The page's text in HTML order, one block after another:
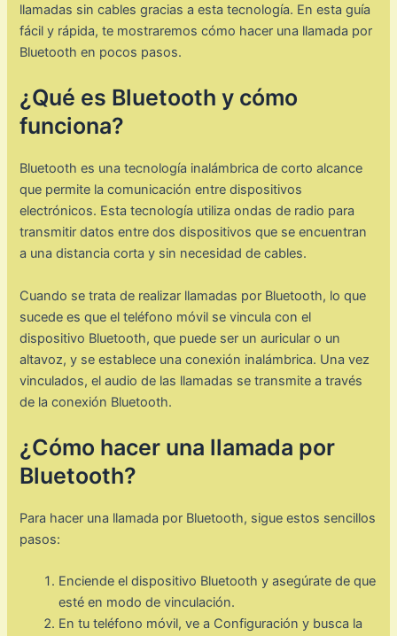
llamadas sin cables gracias a esta tecnología. En esta guía
fácil y rápida, te mostraremos cómo hacer una llamada por
Bluetooth en pocos pasos.
¿Qué es Bluetooth y cómo
funciona?
Bluetooth es una tecnología inalámbrica de corto alcance
que permite la comunicación entre dispositivos
electrónicos. Esta tecnología utiliza ondas de radio para
transmitir datos entre dos dispositivos que se encuentran
a una distancia corta y sin necesidad de cables.
Cuando se trata de realizar llamadas por Bluetooth, lo que
sucede es que el teléfono móvil se vincula con el
dispositivo Bluetooth, que puede ser un auricular o un
altavoz, y se establece una conexión inalámbrica. Una vez
vinculados, el audio de las llamadas se transmite a través
de la conexión Bluetooth.
¿Cómo hacer una llamada por
Bluetooth?
Para hacer una llamada por Bluetooth, sigue estos sencillos
pasos:
Enciende el dispositivo Bluetooth y asegúrate de que
esté en modo de vinculación.
En tu teléfono móvil, ve a Configuración y busca la